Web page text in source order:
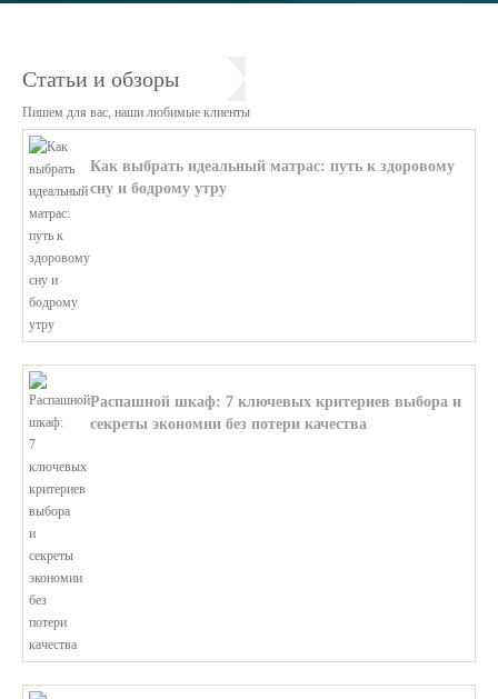
Статьи и обзоры
Пишем для вас, наши любимые клиенты
Как выбрать идеальный матрас: путь к здоровому
сну и бодрому утру
Распашной шкаф: 7 ключевых критериев выбора и
секреты экономии без потери качества